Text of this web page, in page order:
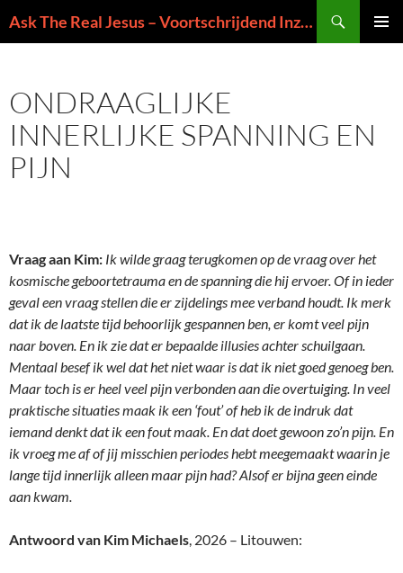
naar
Ask The Real Jesus – Voortschrijdend Inzicht in de Zin van het Leven
ONDRAAGLIJKE
INNERLIJKE SPANNING EN
PIJN
Vraag aan Kim: Ik wilde graag terugkomen op de vraag over het
kosmische geboortetrauma en de spanning die hij ervoer. Of in ieder
geval een vraag stellen die er zijdelings mee verband houdt. Ik merk
dat ik de laatste tijd behoorlijk gespannen ben, er komt veel pijn
naar boven. En ik zie dat er bepaalde illusies achter schuilgaan.
Mentaal besef ik wel dat het niet waar is dat ik niet goed genoeg ben.
Maar toch is er heel veel pijn verbonden aan die overtuiging. In veel
praktische situaties maak ik een ‘fout’ of heb ik de indruk dat
iemand denkt dat ik een fout maak. En dat doet gewoon zo’n pijn. En
ik vroeg me af of jij misschien periodes hebt meegemaakt waarin je
lange tijd innerlijk alleen maar pijn had? Alsof er bijna geen einde
aan kwam.
Antwoord van Kim Michaels, 2026 – Litouwen: